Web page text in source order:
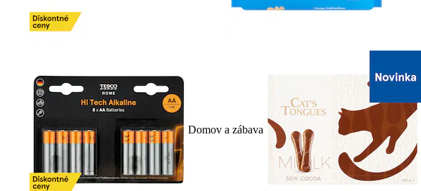
Domov a zábava